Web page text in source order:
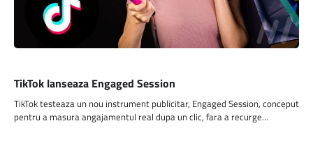
TikTok lanseaza Engaged Session
TikTok testeaza un nou instrument publicitar, Engaged Session, conceput
pentru a masura angajamentul real dupa un clic, fara a recurge…